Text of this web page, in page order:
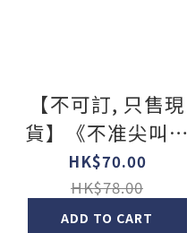
【不可訂, 只售現
貨】《不准尖叫學
會》Mystery 7 詭
變！外星偽人換臉
殺機
HK$70.00
HK$78.00
ADD TO CART